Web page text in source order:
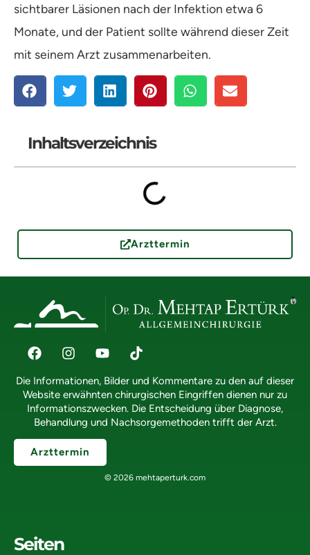
sichtbarer Läsionen nach der Infektion etwa 6
Monate, und der Patient sollte während dieser Zeit
mit seinem Arzt zusammenarbeiten.
Inhaltsverzeichnis
Arzttermin
Die Informationen, Bilder und Kommentare zu den auf dieser
Website erwähnten chirurgischen Eingriffen dienen nur zu
Informationszwecken. Die Entscheidung über Diagnose,
Behandlung und Nachsorgemethoden trifft der Arzt.
Arzttermin
© 2026 mehtaperturk.com
Seiten